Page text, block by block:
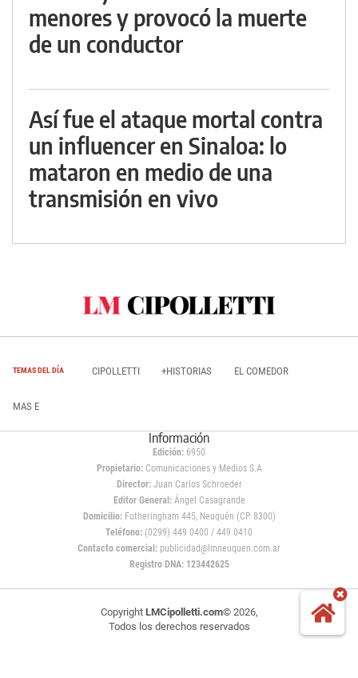
menores y provocó la muerte
de un conductor
Así fue el ataque mortal contra
un influencer en Sinaloa: lo
mataron en medio de una
transmisión en vivo
TEMAS DEL DÍA CIPOLLETTI +HISTORIAS EL COMEDOR
MAS E
Información
Edición: 6950
Propietario:Comunicaciones y Medios S.A
Director: Juan Carlos Schroeder
Editor General:Ángel Casagrande
Domicilio:Fotheringham 445, Neuquén (CP 8300)
Teléfono: (0299) 449 0400 / 449 0410
Contacto comercial: publicidad@lmneuquen.com.ar
Registro DNA: 123442625
Copyright LMCipolletti.com© 2026,
Todos los derechos reservados